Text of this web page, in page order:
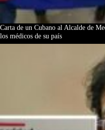
Carta de un Cubano al Alcalde de
los médicos de su país